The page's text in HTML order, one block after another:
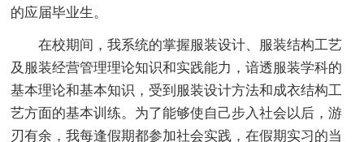
的应届毕业生。
在校期间，我系统的掌握服装设计、服装结构工艺
及服装经营管理理论知识和实践能力，谙透服装学科的
基本理论和基本知识，受到服装设计方法和成衣结构工
艺方面的基本训练。为了能够使自己步入社会以后，游
刃有余，我每逢假期都参加社会实践，在假期实习的当